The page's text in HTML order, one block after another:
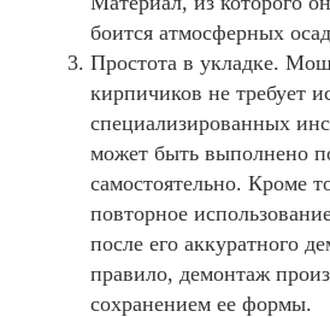
боится атмосферных
Простота в укладке.
кирпичиков не требует
специализированных
может быть выполнено
самостоятельно. Кроме
повторное
после его аккуратного
правило, демонтаж
сохранением ее формы.